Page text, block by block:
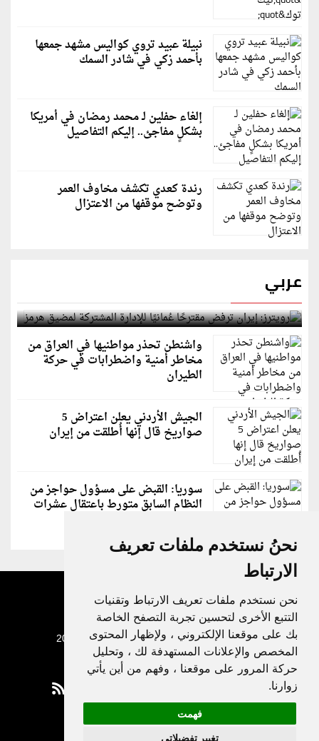
نحنُ نستخدم ملفات تعريف
الارتباط
نحن نستخدم ملفات تعريف الارتباط وتقنيات
التتبع الأخرى لتحسين تجربة التصفح الخاصة
بك على موقعنا الإلكتروني ، ولإظهار المحتوى
المخصص والإعلانات المستهدفة لك ، وتحليل
حركة المرور على موقعنا ، وفهم من أين يأتي
زوارنا.
فهمت
تغيير تفضيلاتي
نبيلة عبيد تروي كواليس مشهد جمعها
بأحمد زكي في شادر السمك
إلغاء حفلين لـ محمد رمضان في أمريكا
بشكلٍ مفاجئ.. إليكم التفاصيل
رندة كعدي تكشف مخاوف العمر
وتوضح موقفها من الاعتزال
عربي
رويترز: إيران ترفض مقترحًا عُمانيًا للإدارة المشتركة
لمضيق هرمز
واشنطن تحذر مواطنيها في العراق من
مخاطر أمنية واضطرابات في حركة
الطيران
الجيش الأردني يعلن اعتراض 5
صواريخ قال إنها أُطلقت من إيران
سوريا: القبض على مسؤول حواجز من
النظام السابق متورط باعتقال عشرات
جميع الحقوق محفوظة لدنيا الوطن © 2003 - 2022
Privacy Policy